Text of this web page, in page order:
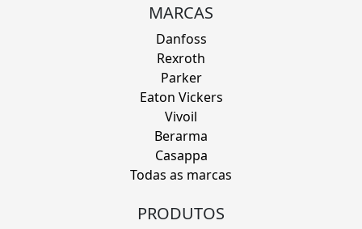
MARCAS
Danfoss
Rexroth
Parker
Eaton Vickers
Vivoil
Berarma
Casappa
Todas as marcas
PRODUTOS